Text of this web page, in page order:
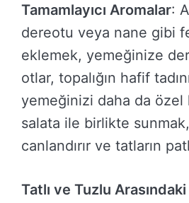
Tamamlayıcı Aromalar:
dereotu veya nane gibi
eklemek, yemeğinize
otlar, topalığın hafif
yemeğinizi daha da özel
salata ile birlikte
canlandırır ve tatların
Tatlı ve Tuzlu